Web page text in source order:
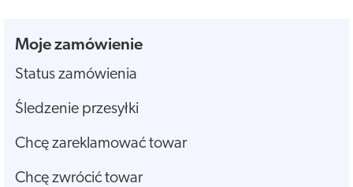
Moje zamówienie
Status zamówienia
Śledzenie przesyłki
Chcę zareklamować towar
Chcę zwrócić towar